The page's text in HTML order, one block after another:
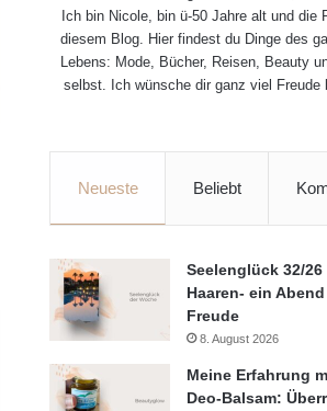
Ich bin Nicole, bin ü-50 Jahre alt und die
diesem Blog. Hier findest du Dinge des
Lebens: Mode, Bücher, Reisen, Beauty
selbst. Ich wünsche dir ganz viel Freude
Neueste Beliebt
Seelenglück 32/
Haaren- ein
Freude
8. August 2026
Meine Erfahrung
Deo-Balsam: